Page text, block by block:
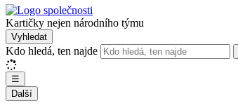
Kartičky nejen národního týmu
Vyhledat
Kdo hledá, ten najde
☰
Další